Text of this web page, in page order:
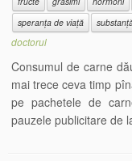
speranța de viață
doctorul
Consumul de carne
mai trece ceva timp
pe pachetele de
pauzele publicitare de